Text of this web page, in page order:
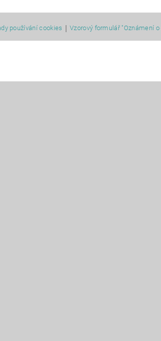
používání cookies | Vzorový formulář "Oznámení